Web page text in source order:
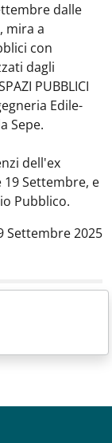
dalle
mira a
con
dagli
PUBBLICI
Edile-
Sepe.
dell'ex
Settembre, e
Pubblico.
notizia:
Settembre 2025